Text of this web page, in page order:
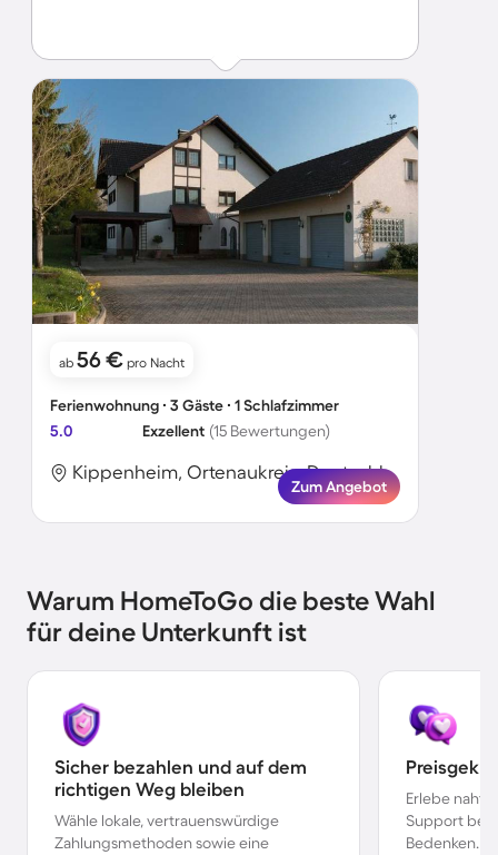
ab 56 € pro Nacht
Ferienwohnung ∙ 3 Gäste ∙ 1 Schlafzimmer
5.0
Exzellent (15 Bewertungen)
Kippenheim, Ortenaukreis, Deutschland
Zum Angebot
Warum HomeToGo die beste Wahl
für deine Unterkunft ist
Sicher bezahlen und auf dem
richtigen Weg bleiben
Wähle lokale, vertrauenswürdige
Zahlungsmethoden sowie eine
Erlebe
Support bei
Bedenken.